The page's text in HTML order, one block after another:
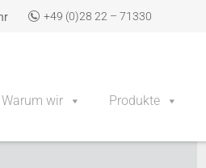
+49 (0)28 22 – 71330
Warum wir Produkte